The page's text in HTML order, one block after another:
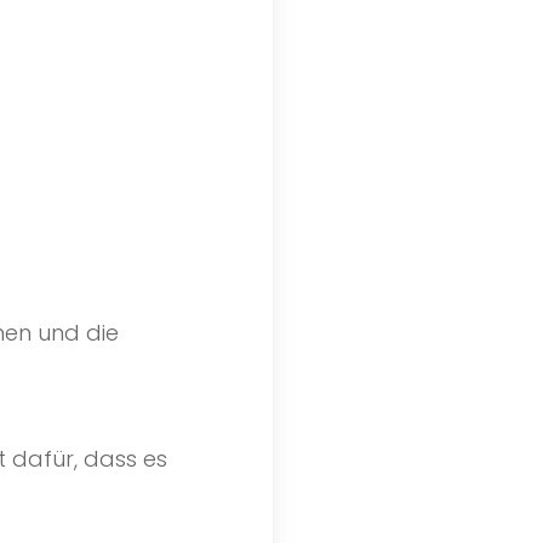
und die
dafür, dass es